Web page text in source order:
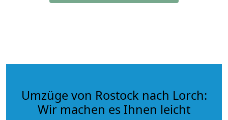
Umzüge von Rostock nach Lorch:
Wir machen es Ihnen leicht